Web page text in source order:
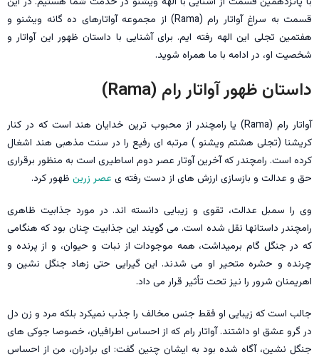
قسمت به سراغ آواتار رام (Rama) از مجموعه آواتارهای ده گانه ویشنو و
هفتمین تجلی این الهه رفته ایم. برای آشنایی با داستان ظهور این آواتار و
شخصیت او، در ادامه با ما همراه شوید.
داستان ظهور آواتار رام (Rama)
آواتار رام (Rama) یا رامچندر از محبوب ترین خدایان هند است که در کنار
کریشنا (تجلی هشتم ویشنو ) مرتبه ای رفیع را در سنت مذهبی هند اشغال
کرده است. رامچندر که آخرین آوتار عصر دوم اساطیری است به منظور برقراری
حق و عدالت و بازسازی ارزش های از دست رفته ى عصر زرین ظهور کرد.
وی را سمبل عدالت، تقوی و زیبایی دانسته اند. در مورد جذابیت ظاهری
رامچندر داستانها نقل شده است. می گویند این جذابیت چنان بود که هنگامی
که در جنگل گام برمیداشت، همه موجودات از نبات و حیوان، و از پرنده و
چرنده و حشره متحير او می شدند. این گیرایی حتی زهاد جنگل نشین و
اهریمنان شرور را نیز تحت تأثیر قرار می داد.
جالب است که زیبایی او فقط جنس مخالف را جذب نمیکرد بلکه مرد و زن دل
در گرو عشق او داشتند. آواتار رام که از احساس اطرافیان، خصوصا جوکی های
جنگل نشین، آگاه شده بود به ایشان چنین گفت: ای برادران، من از احساس